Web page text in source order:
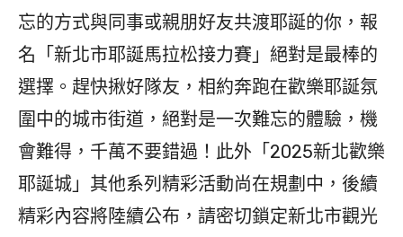
忘的方式與同事或親朋好友共渡耶誕的你，報
名「新北市耶誕馬拉松接力賽」絕對是最棒的
選擇。趕快揪好隊友，相約奔跑在歡樂耶誕氛
圍中的城市街道，絕對是一次難忘的體驗，機
會難得，千萬不要錯過！此外「2025新北歡樂
耶誕城」其他系列精彩活動尚在規劃中，後續
精彩內容將陸續公布，請密切鎖定新北市觀光